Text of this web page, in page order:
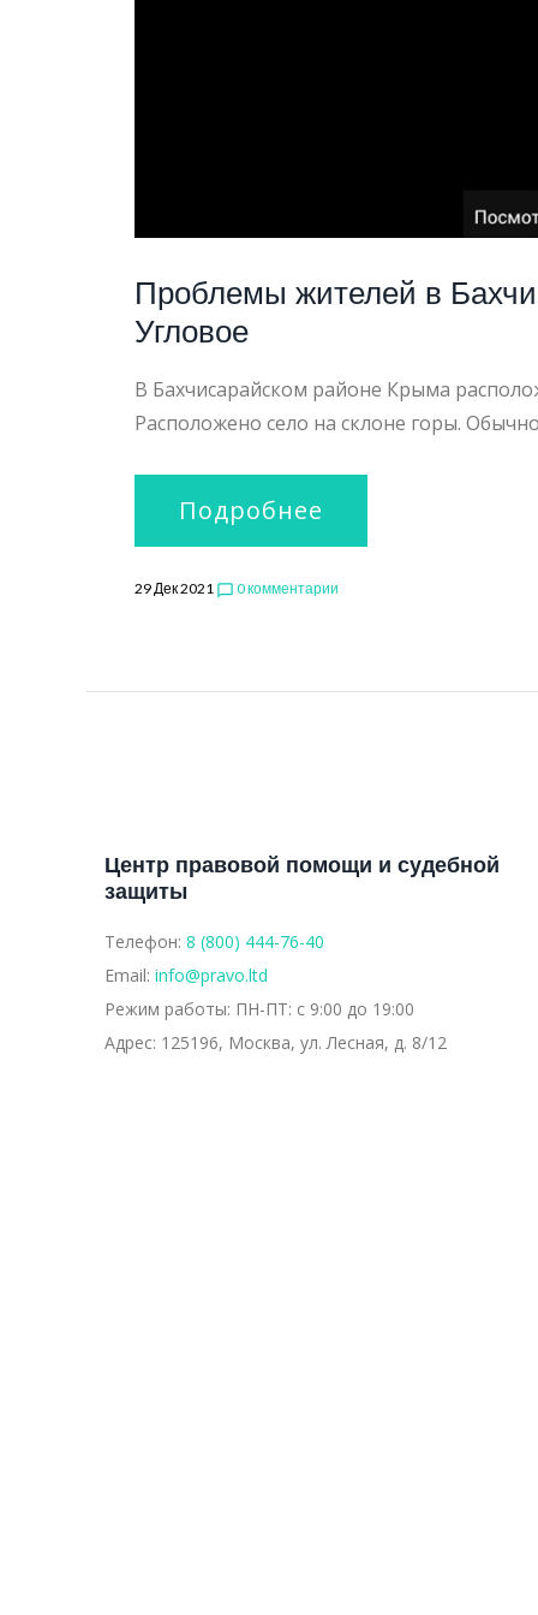
Проблемы жителей в
Угловое
В Бахчисарайском районе Крыма
Расположено село на склоне горы.
Подробнее
29 Дек 2021 chat_bubble_outline 0 комментарии
Центр правовой помощи и судебной
защиты
Телефон: 8 (800) 444-76-40
Email: info@pravo.ltd
Режим работы: ПН-ПТ: с 9:00 до 19:00
Адрес: 125196, Москва, ул. Лесная, д. 8/12